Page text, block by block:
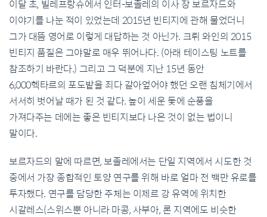
이달 초, 빌레프랑슈에서 인터-보졸레의 이사 장 보르자드와
이야기를 나눈 적이 있었는데 2015년 빈티지에 관해 물었더니
그가 대뜸 영어로 이렇게 대답하는 것 아닌가. 크뤼 와인의 2015
빈티지 품질은 그야말로 매우 뛰어나다. (아래 테이스팅 노트를
참조하기 바란다.) 그리고 그 덕분에 지난 15년 동안
6,000헥타르의 포도밭을 죄다 갈아엎어야 했던 오랜 침체기에서
서서히 벗어날 때가 된 것 같다. 높이 세운 돛에 순풍을
가져다주는 데에는 좋은 빈티지보다 나은 것이 없는 법이니
말이다.
보르자드의 말에 따르면, 보졸레에서는 단일 지역에서 시도한 것
중에서 가장 종합적인 토양 연구를 위해 바로 얼마 전 백만 유로를
투자했다. 연구를 담당한 주체는 이제르 강 유역에 위치한
시갈레스(스위스뿐 아니라 마콩, 사부아, 론 지역에도 비슷한